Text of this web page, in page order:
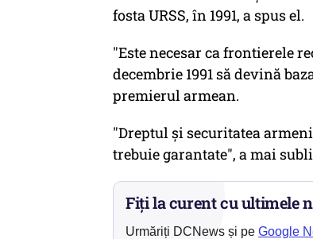
fosta URSS, în 1991, a spus el.
"Este necesar ca frontierele
decembrie 1991 să devină
premierul armean.
"Dreptul şi securitatea
trebuie garantate", a mai
Fiți la curent cu ultimele
Urmăriți DCNews și pe Google